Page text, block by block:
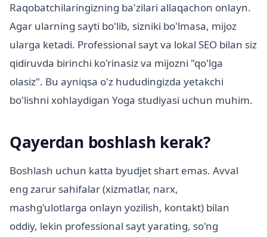
Raqobatchilaringizning ba'zilari allaqachon onlayn.
Agar ularning sayti bo'lib, sizniki bo'lmasa, mijoz
ularga ketadi. Professional sayt va lokal SEO bilan siz
qidiruvda birinchi ko'rinasiz va mijozni "qo'lga
olasiz". Bu ayniqsa o'z hududingizda yetakchi
bo'lishni xohlaydigan Yoga studiyasi uchun muhim.
Qayerdan boshlash kerak?
Boshlash uchun katta byudjet shart emas. Avval
eng zarur sahifalar (xizmatlar, narx,
mashg'ulotlarga onlayn yozilish, kontakt) bilan
oddiy, lekin professional sayt yarating, so'ng